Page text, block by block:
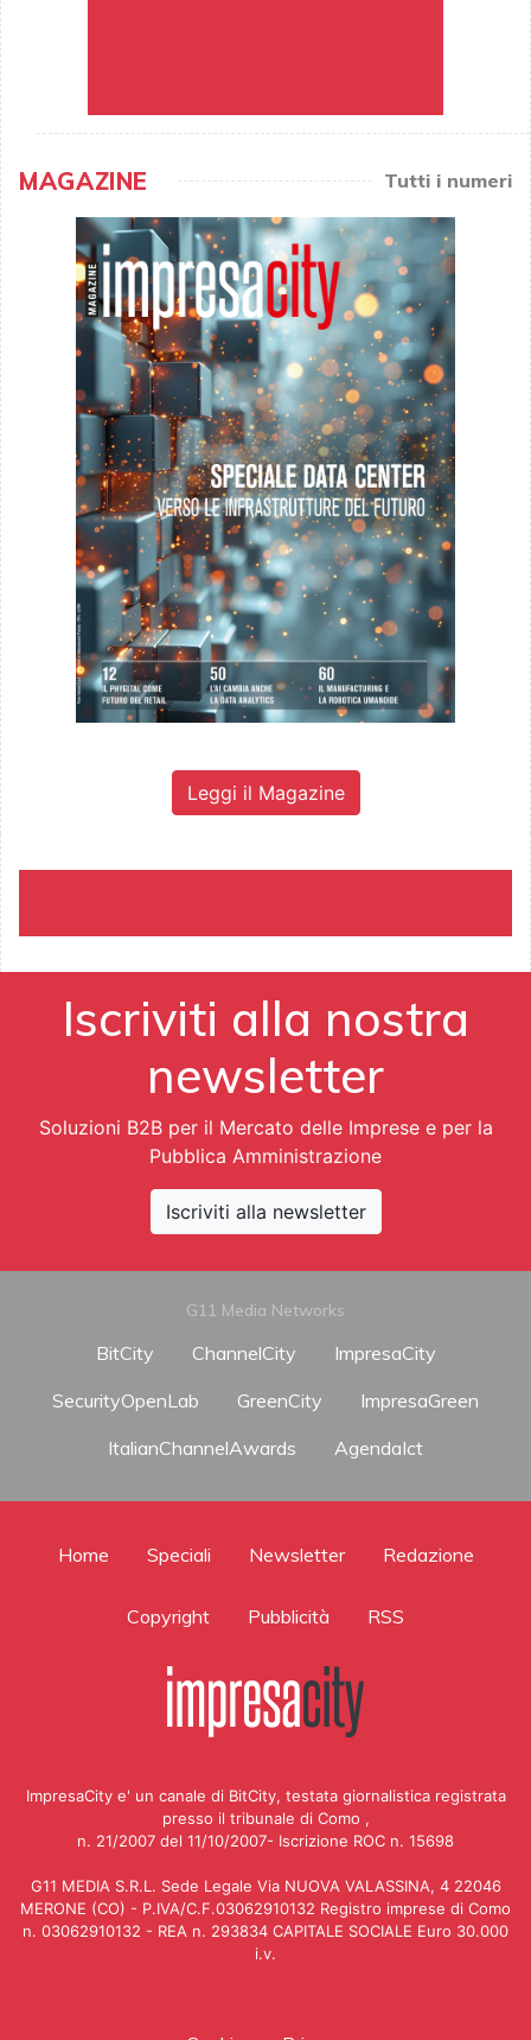
MAGAZINE Tutti i numeri
Leggi il Magazine
Iscriviti alla nostra
newsletter
Soluzioni B2B per il Mercato delle Imprese e per la
Pubblica Amministrazione
Iscriviti alla newsletter
G11 Media Networks
BitCity ChannelCity
ImpresaCity
SecurityOpenLab
GreenCity
ImpresaGreen
ItalianChannelAwards
AgendaIct
Home Speciali Newsletter Redazione
Copyright Pubblicità RSS
ImpresaCity e' un canale di BitCity, testata giornalistica registrata
presso il tribunale di Como ,
n. 21/2007 del 11/10/2007- Iscrizione ROC n. 15698
G11 MEDIA S.R.L. Sede Legale Via NUOVA VALASSINA, 4 22046
MERONE (CO) - P.IVA/C.F.03062910132 Registro imprese di Como
n. 03062910132 - REA n. 293834 CAPITALE SOCIALE Euro 30.000
i.v.